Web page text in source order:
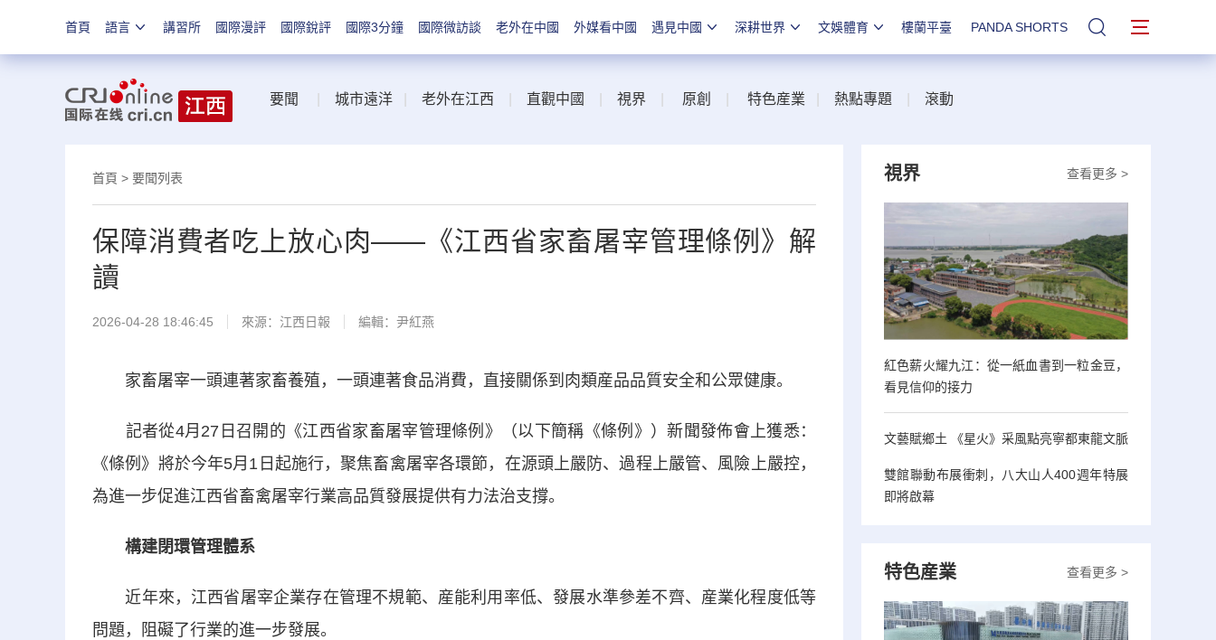
首頁 語言 講習所 國際漫評 國際銳評 國際3分鐘 國際微訪談 老外在中國 外媒看中國 遇見中國 深耕世界 文娛體育 樓蘭平臺 PANDA SHORTS 站內搜索
要聞 城市遠洋 老外在江西 直觀中國 視界 原創 特色産業 熱點專題 滾動
首頁 > 要聞列表
保障消費者吃上放心肉——《江西省家畜屠宰管理條例》解
讀
2026-04-28 18:46:45 來源： 江西日報 編輯：尹紅燕
家畜屠宰一頭連著家畜養殖，一頭連著食品消費，直接關係到肉類産品品質安全和公眾健康。
記者從4月27日召開的《江西省家畜屠宰管理條例》（以下簡稱《條例》）新聞發佈會上獲悉：
《條例》將於今年5月1日起施行，聚焦畜禽屠宰各環節，在源頭上嚴防、過程上嚴管、風險上嚴控，
為進一步促進江西省畜禽屠宰行業高品質發展提供有力法治支撐。
構建閉環管理體系
近年來，江西省屠宰企業存在管理不規範、産能利用率低、發展水準參差不齊、産業化程度低等
問題，阻礙了行業的進一步發展。
查看更多 >
視界
紅色薪火耀九江：從一紙血書到一粒金豆，
看見信仰的接力
文藝賦鄉土 《星火》采風點亮寧都東龍文脈
雙館聯動布展衝刺，八大山人400週年特展
即將啟幕
查看更多 >
特色産業